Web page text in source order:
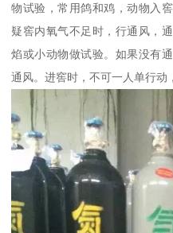
物试验，常用鸽和鸡，动物入
疑窖内氧气不足时，行通风，
焰或小动物做试验。如果没有
通风。进窖时，不可一人单行动